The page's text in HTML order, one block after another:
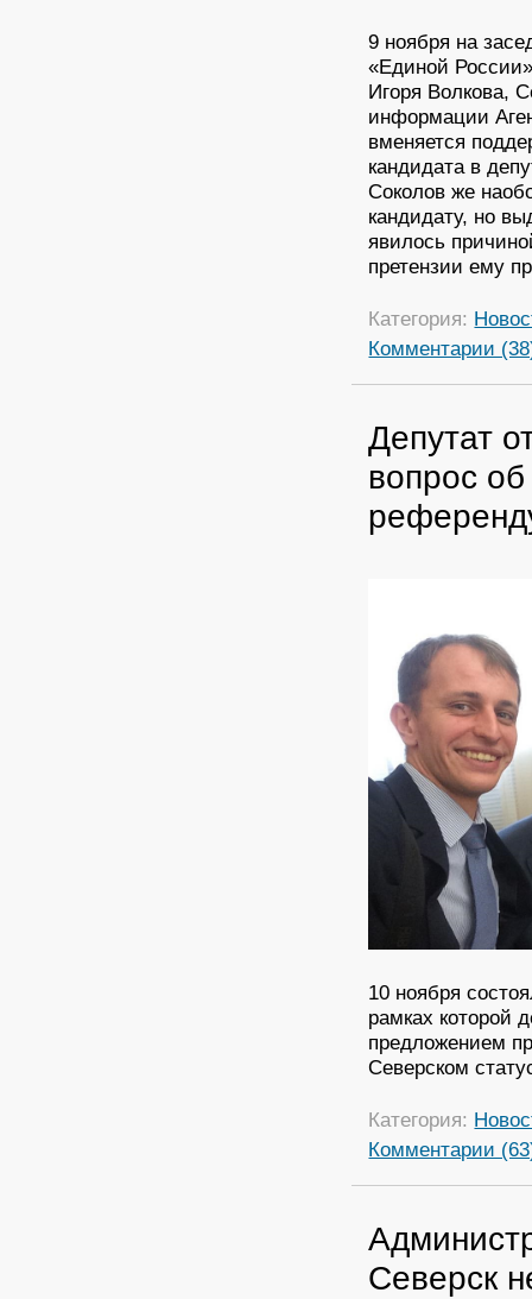
9 ноября на
«Единой
Игоря Волкова,
информации
вменяется
кандидата в
Соколов же
кандидату, но
явилось
претензии ему
Категория:
Комментарии
Депутат
вопрос
10 ноября
рамках которой
предложением
Северском
Категория:
Комментарии
Северск